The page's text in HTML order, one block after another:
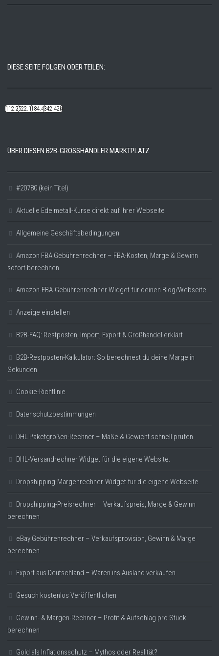
DIESE SEITE FOLGEN ODER TEILEN:
112.22k522.14k184.48k342.42k
ÜBER DIESEN B2B-GROSSHÄNDLER MARKTPLATZ
#20780 (kein Titel)
Aktuelle Edelmetall-Kurse direkt auf Ihrer Webseite
Allgemeine Geschäftsbedingungen
Amazon FBA Gebührenrechner – FBA-Kosten, Marge & Gewinn
sofort berechnen
Amazon-FBA-Gebührenrechner Widget für deinen Blog/Webseite
Anzeige einstellen
B2B-FAQ: Restposten, Import, Export & Großhandel erklärt
B2B-Restposten-Kalkulator: So berechnest du deine Marge in
Sekunden
Cookie-Richtlinie
Datenschutzbestimmungen
DHL Paketgrößen-Rechner – Maße & Gewicht schnell prüfen
DHL-Versandrechner Widget für die eigene Website.
Dropshipping-Margenrechner-Widget für die eigene Webseite
Dropshipping-Preisrechner – Verkaufspreis, Marge & Gewinn
berechnen
eBay Gebührenrechner – Verkaufsprovision, Gewinn & Marge
berechnen
Export aus Deutschland – Waren ins Ausland verkaufen
Gesuch kostenlos Veröffentlichen
Gewinn- & Margen-Rechner – Profit & Aufschlag pro Stück
berechnen
Gold als Inflationsschutz – Mythos oder Realität?